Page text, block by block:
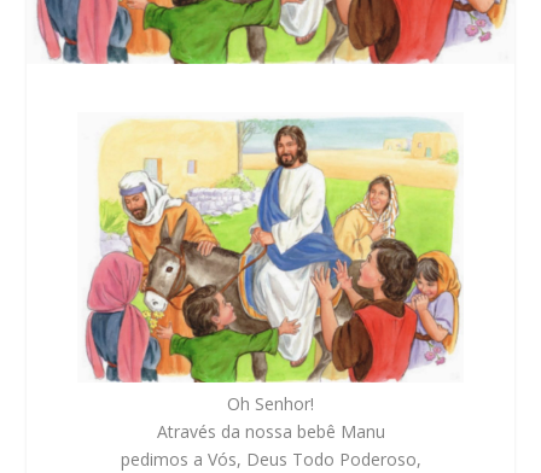
Oh Senhor!
Através da nossa bebê Manu
pedimos a Vós, Deus Todo Poderoso,